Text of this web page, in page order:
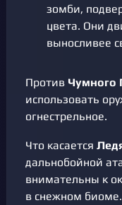
зомби,
цвета. Они
выносливее
Против Чумного
использовать
огнестрельное.
Что касается
дальнобойной
внимательны к
в снежном